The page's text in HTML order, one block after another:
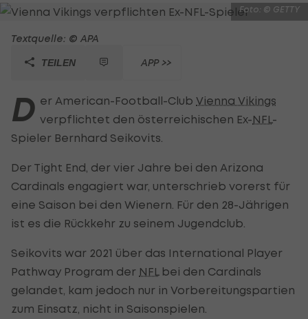
Foto: © GETTY
Textquelle: © APA
TEILEN APP >>
D er American-Football-Club Vienna Vikings
verpflichtet den österreichischen Ex-NFL -
Spieler Bernhard Seikovits.
Der Tight End, der vier Jahre bei den Arizona
Cardinals engagiert war, unterschrieb vorerst für
eine Saison bei den Wienern. Für den 28-Jährigen
ist es die Rückkehr zu seinem Jugendclub.
Seikovits war 2021 über das International Player
Pathway Program der NFL bei den Cardinals
gelandet, kam jedoch nur in Vorbereitungspartien
zum Einsatz, nicht in Saisonspielen.